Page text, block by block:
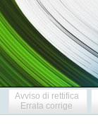
Avviso di rettifica
Errata corrige